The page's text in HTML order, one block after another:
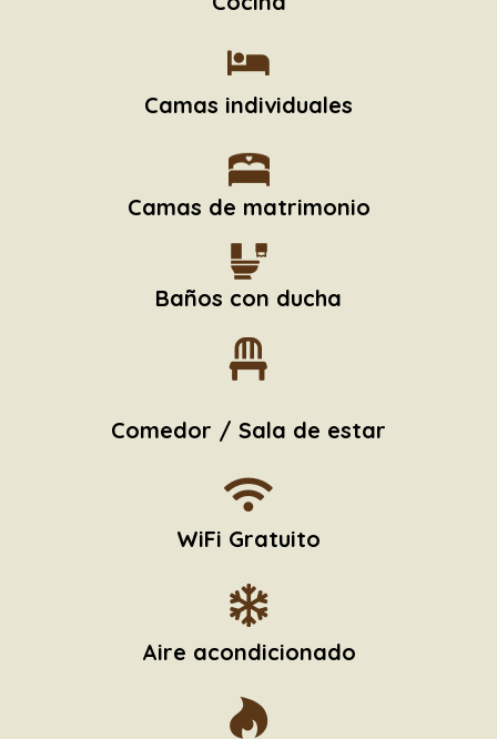
Camas individuales
Camas de matrimonio
Baños con ducha
Comedor / Sala de estar
WiFi Gratuito
Aire acondicionado